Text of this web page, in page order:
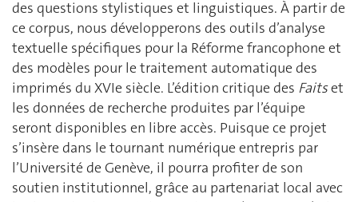
des questions stylistiques et linguistiques. À partir de
ce corpus, nous développerons des outils d’analyse
textuelle spécifiques pour la Réforme francophone et
des modèles pour le traitement automatique des
imprimés du XVIe siècle. L’édition critique des Faitset
les données de recherche produites par l’équipe
seront disponibles en libre accès. Puisque ce projet
s’insère dans le tournant numérique entrepris par
l’Université de Genève, il pourra profiter de son
soutien institutionnel, grâce au partenariat local avec